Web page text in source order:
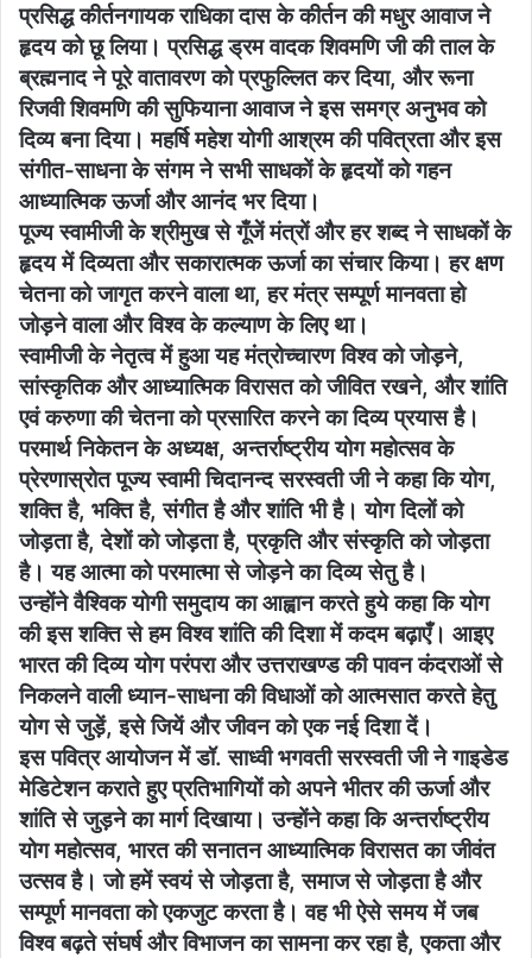
प्रसिद्ध कीर्तनगायक राधिका दास के कीर्तन की मधुर आवाज ने
हृदय को छू लिया। प्रसिद्ध ड्रम वादक शिवमणि जी की ताल के
ब्रह्मनाद ने पूरे वातावरण को प्रफुल्लित कर दिया, और रूना
रिजवी शिवमणि की सुफियाना आवाज ने इस समग्र अनुभव को
दिव्य बना दिया। महर्षि महेश योगी आश्रम की पवित्रता और इस
संगीत-साधना के संगम ने सभी साधकों के हृदयों को गहन
आध्यात्मिक ऊर्जा और आनंद भर दिया।
पूज्य स्वामीजी के श्रीमुख से गूँजें मंत्रों और हर शब्द ने साधकों के
हृदय में दिव्यता और सकारात्मक ऊर्जा का संचार किया। हर क्षण
चेतना को जागृत करने वाला था, हर मंत्र सम्पूर्ण मानवता हो
जोड़ने वाला और विश्व के कल्याण के लिए था।
स्वामीजी के नेतृत्व में हुआ यह मंत्रोच्चारण विश्व को जोड़ने,
सांस्कृतिक और आध्यात्मिक विरासत को जीवित रखने, और शांति
एवं करुणा की चेतना को प्रसारित करने का दिव्य प्रयास है।
परमार्थ निकेतन के अध्यक्ष, अन्तर्राष्ट्रीय योग महोत्सव के
प्रेरणास्रोत पूज्य स्वामी चिदानन्द सरस्वती जी ने कहा कि योग,
शक्ति है, भक्ति है, संगीत है और शांति भी है। योग दिलों को
जोड़ता है, देशों को जोड़ता है, प्रकृति और संस्कृति को जोड़ता
है। यह आत्मा को परमात्मा से जोड़ने का दिव्य सेतु है।
उन्होंने वैश्विक योगी समुदाय का आह्वान करते हुये कहा कि योग
की इस शक्ति से हम विश्व शांति की दिशा में कदम बढ़ाएँ। आइए
भारत की दिव्य योग परंपरा और उत्तराखण्ड की पावन कंदराओं से
निकलने वाली ध्यान-साधना की विधाओं को आत्मसात करते हेतु
योग से जुड़ें, इसे जियें और जीवन को एक नई दिशा दें।
इस पवित्र आयोजन में डॉ. साध्वी भगवती सरस्वती जी ने गाइडेड
मेडिटेशन कराते हुए प्रतिभागियों को अपने भीतर की ऊर्जा और
शांति से जुड़ने का मार्ग दिखाया। उन्होंने कहा कि अन्तर्राष्ट्रीय
योग महोत्सव, भारत की सनातन आध्यात्मिक विरासत का जीवंत
उत्सव है। जो हमें स्वयं से जोड़ता है, समाज से जोड़ता है और
सम्पूर्ण मानवता को एकजुट करता है। वह भी ऐसे समय में जब
विश्व बढ़ते संघर्ष और विभाजन का सामना कर रहा है, एकता और